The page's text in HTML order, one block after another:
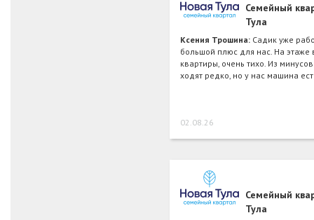
Семейный
Тула
Ксения Трошина: Садик уже
большой плюс для нас. На этаже
квартиры, очень тихо. Из
ходят редко, но у нас машина
02.08.26
Семейный
Тула